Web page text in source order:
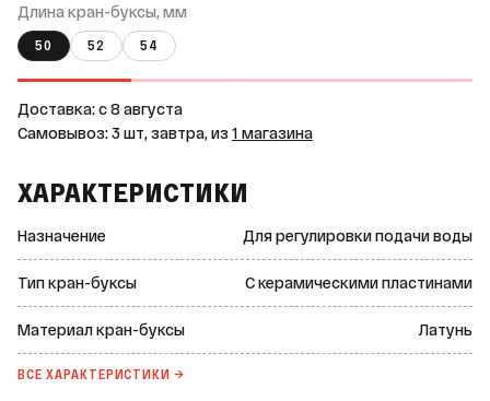
Длина кран-буксы, мм
50 52 54
Доставка: c 8 августа
Самовывоз: 3 шт, завтра, из 1 магазина
ХАРАКТЕРИСТИКИ
Назначение Для регулировки подачи воды
Тип кран-буксы С керамическими пластинами
Материал кран-буксы Латунь
ВСЕ ХАРАКТЕРИСТИКИ →